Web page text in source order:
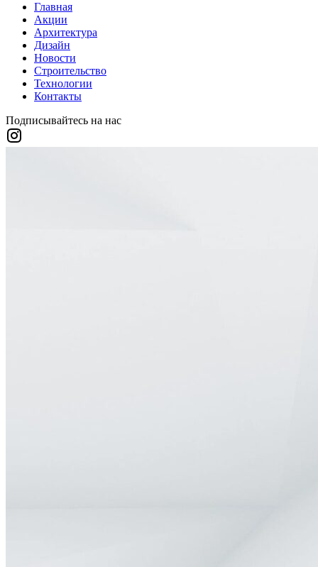
Главная
Акции
Архитектура
Дизайн
Новости
Строительство
Технологии
Контакты
Подписывайтесь на нас